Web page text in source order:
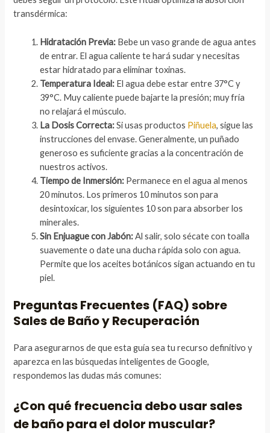
transdérmica:
Hidratación Previa: Bebe un vaso grande de agua antes
de entrar. El agua caliente te hará sudar y necesitas
estar hidratado para eliminar toxinas.
Temperatura Ideal: El agua debe estar entre 37°C y
39°C. Muy caliente puede bajarte la presión; muy fría
no relajará el músculo.
La Dosis Correcta:Si usas productos Piñuela, sigue las
instrucciones del envase. Generalmente, un puñado
generoso es suficiente gracias a la concentración de
nuestros activos.
Tiempo de Inmersión: Permanece en el agua al menos
20 minutos. Los primeros 10 minutos son para
desintoxicar, los siguientes 10 son para absorber los
minerales.
Sin Enjuague con Jabón:Al salir, solo sécate con toalla
suavemente o date una ducha rápida solo con agua.
Permite que los aceites botánicos sigan actuando en tu
piel.
Preguntas Frecuentes (FAQ) sobre
Sales de Baño y Recuperación
Para asegurarnos de que esta guía sea tu recurso definitivo y
aparezca en las búsquedas inteligentes de Google,
respondemos las dudas más comunes:
¿Con qué frecuencia debo usar sales
de baño para el dolor muscular?